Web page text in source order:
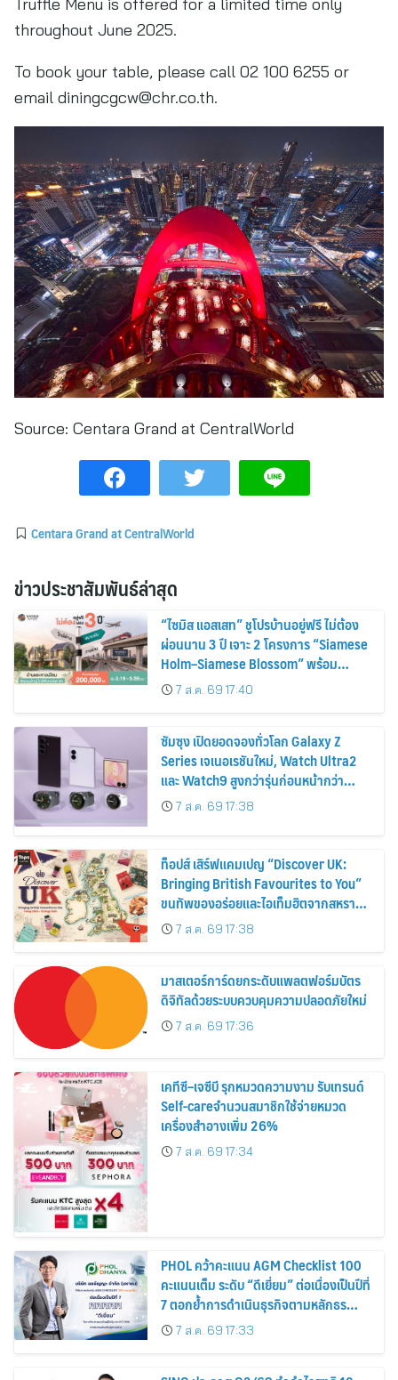
throughout June 2025.
To book your table, please call 02 100 6255 or
email diningcgcw@chr.co.th.
Source: Centara Grand at CentralWorld
Centara Grand at CentralWorld
ข่าวประชาสัมพันธ์ล่าสุด
“ไซมิส แอสเสท” ชูโปรบ้านอยู่ฟรี ไม่ต้อง
ผ่อนนาน 3 ปี เจาะ 2 โครงการ “Siamese
Holm–Siamese Blossom” พร้อม
ส่วนลดและสิทธิพิเศษถึง 31 สิงหาคม
2569
7 ส.ค. 69 17:40
ซัมซุง เปิดยอดจองทั่วโลก Galaxy Z
Series เจเนอเรชันใหม่, Watch Ultra2
และ Watch9 สูงกว่ารุ่นก่อนหน้ากว่า
30%7 ส.ค. 69 17:38
ท็อปส์ เสิร์ฟแคมเปญ “Discover UK:
Bringing British Favourites to You”
ขนทัพของอร่อยและไอเท็มฮิตจากสหราช
อาณาจักร ส่งตรงถึงมือตั้งแต่วันนี้ – 18
สิงหาคมนี้
7 ส.ค. 69 17:38
มาสเตอร์การ์ดยกระดับแพลตฟอร์มบัตร
ดิจิทัลด้วยระบบควบคุมความปลอดภัยใหม่
7 ส.ค. 69 17:36
เคทีซี–เจซีบี รุกหมวดความงาม รับเทรนด์
Self-careจำนวนสมาชิกใช้จ่ายหมวด
เครื่องสำอางเพิ่ม 26%
7 ส.ค. 69 17:34
PHOL คว้าคะแนน AGM Checklist 100
คะแนนเต็ม ระดับ “ดีเยี่ยม” ต่อเนื่องเป็นปีที่
7 ตอกย้ำการดำเนินธุรกิจตามหลักธร
รมาภิบาล โปร่งใส สร้างความเชื่อมั่นผู้ถือ
หุ้น
7 ส.ค. 69 17:33